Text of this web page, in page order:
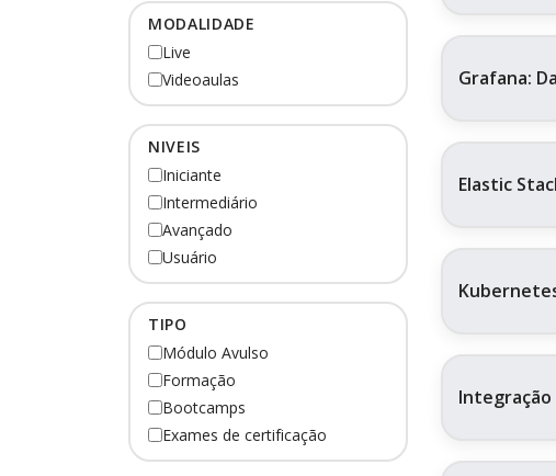
MODALIDADE
Live
Videoaulas
NIVEIS
Iniciante
Intermediário
Avançado
Usuário
TIPO
Módulo Avulso
Formação
Bootcamps
Exames de certificação
Grafana:
Elastic
Integração